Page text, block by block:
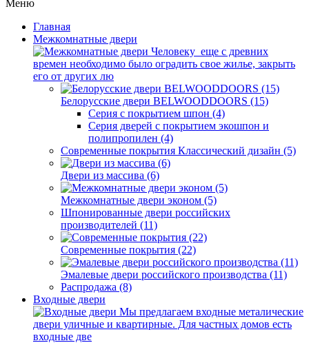
Меню
Главная
Межкомнатные двери
Человеку еще с древних
времен необходимо было оградить свое жилье, закрыть
его от других лю
Белорусские двери BELWOODDOORS (15)
Серия с покрытием шпон (4)
Серия дверей с покрытием экошпон и
полипропилен (4)
Современные покрытия Классический дизайн (5)
Двери из массива (6)
Межкомнатные двери эконом (5)
Шпонированные двери российских
производителей (11)
Современные покрытия (22)
Эмалевые двери российского производства (11)
Распродажа (8)
Входные двери
Мы предлагаем входные металические
двери уличные и квартирные. Для частных домов есть
входные две